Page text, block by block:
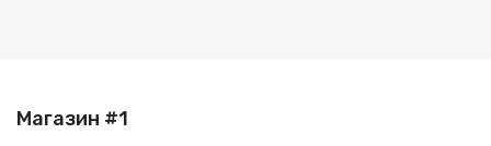
Магазин #1